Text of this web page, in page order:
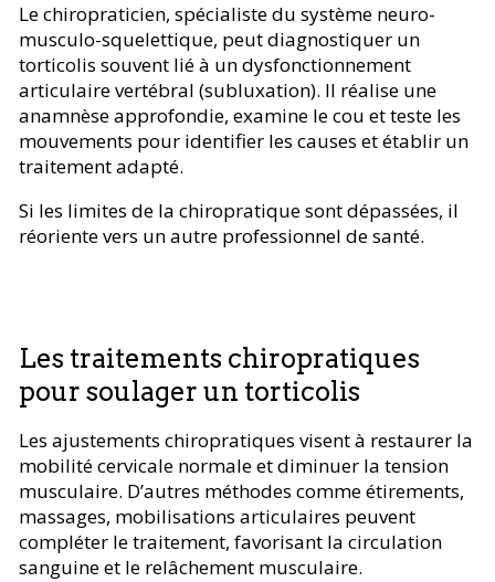
Le chiropraticien, spécialiste du système neuro-
musculo-squelettique, peut diagnostiquer un
torticolis souvent lié à un dysfonctionnement
articulaire vertébral (subluxation). Il réalise une
anamnèse approfondie, examine le cou et teste les
mouvements pour identifier les causes et établir un
traitement adapté.
Si les limites de la chiropratique sont dépassées, il
réoriente vers un autre professionnel de santé.
Les traitements chiropratiques
pour soulager un torticolis
Les ajustements chiropratiques visent à restaurer la
mobilité cervicale normale et diminuer la tension
musculaire. D’autres méthodes comme étirements,
massages, mobilisations articulaires peuvent
compléter le traitement, favorisant la circulation
sanguine et le relâchement musculaire.